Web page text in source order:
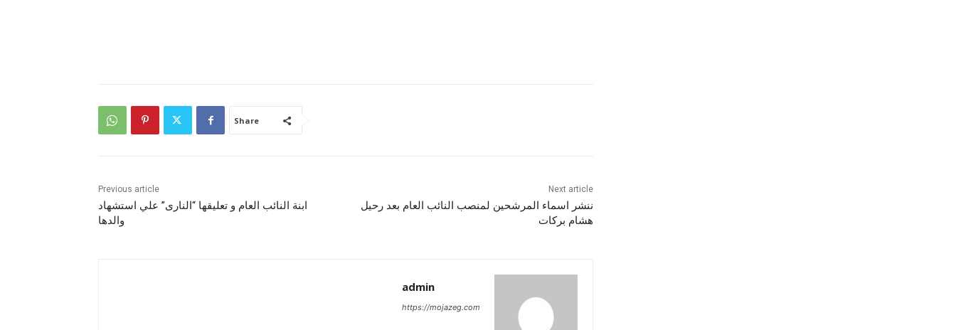
Share
Previous article
ابنة النائب العام و تعليقها “النارى” علي استشهاد
والدها
Next article
ننشر اسماء المرشحين لمنصب النائب العام بعد رحيل
هشام بركات
admin
https://mojazeg.com